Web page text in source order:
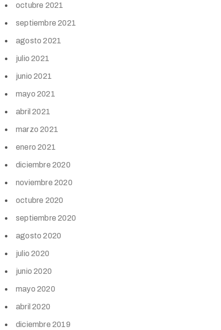
octubre 2021
septiembre 2021
agosto 2021
julio 2021
junio 2021
mayo 2021
abril 2021
marzo 2021
enero 2021
diciembre 2020
noviembre 2020
octubre 2020
septiembre 2020
agosto 2020
julio 2020
junio 2020
mayo 2020
abril 2020
diciembre 2019